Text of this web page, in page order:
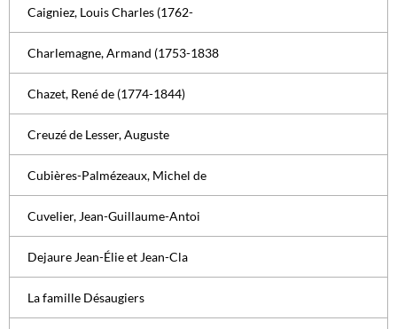
Caigniez, Louis Charles (1762-
Charlemagne, Armand (1753-1838
Chazet, René de (1774-1844)
Creuzé de Lesser, Auguste
Cubières-Palmézeaux, Michel de
Cuvelier, Jean-Guillaume-Antoi
Dejaure Jean-Élie et Jean-Cla
La famille Désaugiers